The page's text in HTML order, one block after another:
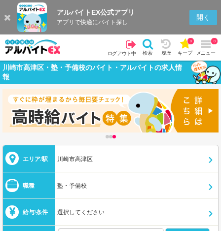
アルバイトEX公式アプリ
アプリで快適にバイト探し
開く
ログアウト中 検索 履歴 キープ
0
メニュー
0
川崎市高津区・塾・予備校のバイト・アルバイトの求人情
報
エリア/駅 川崎市高津区
職種 塾・予備校
給与/条件 選択してください